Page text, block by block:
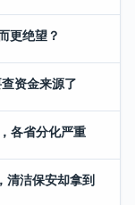
更绝望？
资金来源了
各省分化严重
清洁保安却拿到